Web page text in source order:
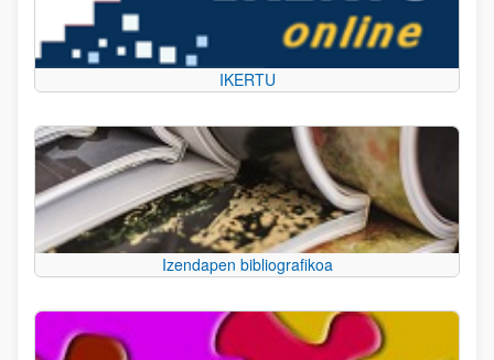
IKERTU
Izendapen bibliografikoa